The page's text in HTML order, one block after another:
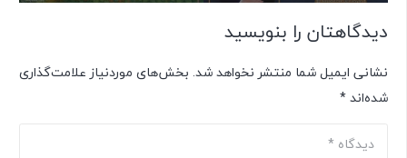
دیدگاهتان را بنویسید
نشانی ایمیل شما منتشر نخواهد شد. بخش‌های موردنیاز علامت‌گذاری
شده‌اند*